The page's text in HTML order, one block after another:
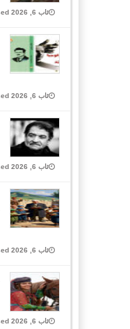
ئاب 6, 2026 Closed
ئاب 6, 2026 Closed
ئاب 6, 2026 Closed
ئاب 6, 2026 Closed
ئاب 6, 2026 Closed